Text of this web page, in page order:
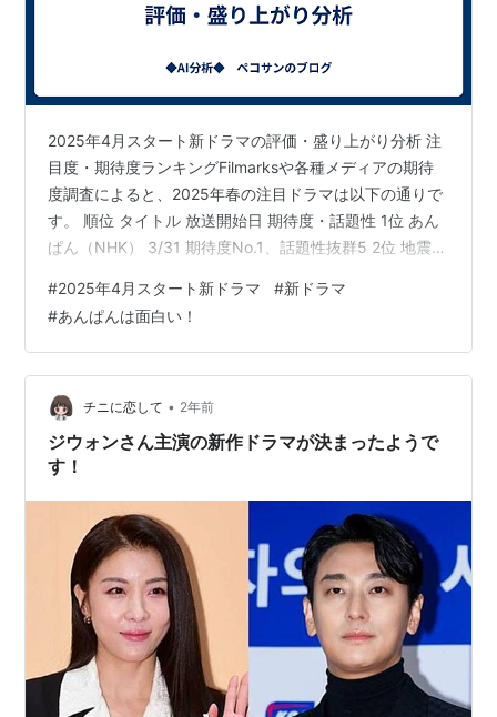
2025年4月スタート新ドラマの評価・盛り上がり分析 注
目度・期待度ランキングFilmarksや各種メディアの期待
度調査によると、2025年春の注目ドラマは以下の通りで
す。 順位 タイトル 放送開始日 期待度・話題性 1位 あん
ぱん（NHK） 3/31 期待度No.1、話題性抜群5 2位 地震の
部寛主演59 4位 続・続・最後から二番目の恋 4/14 続編
で話題56 5位 対岸の家事～これが、私の生きる道！～
4/1 SNSで盛り上がり56 高評価・好評価分析 『続・続・
最後から二番目の恋』は視聴率9.4%、Filmarks評…
#2025年4月スタート新ドラマ #新ドラマ
#あんぱんは面白い！
チニに恋して • 2年前
ジウォンさん主演の新作ドラマが決まったようで
す！